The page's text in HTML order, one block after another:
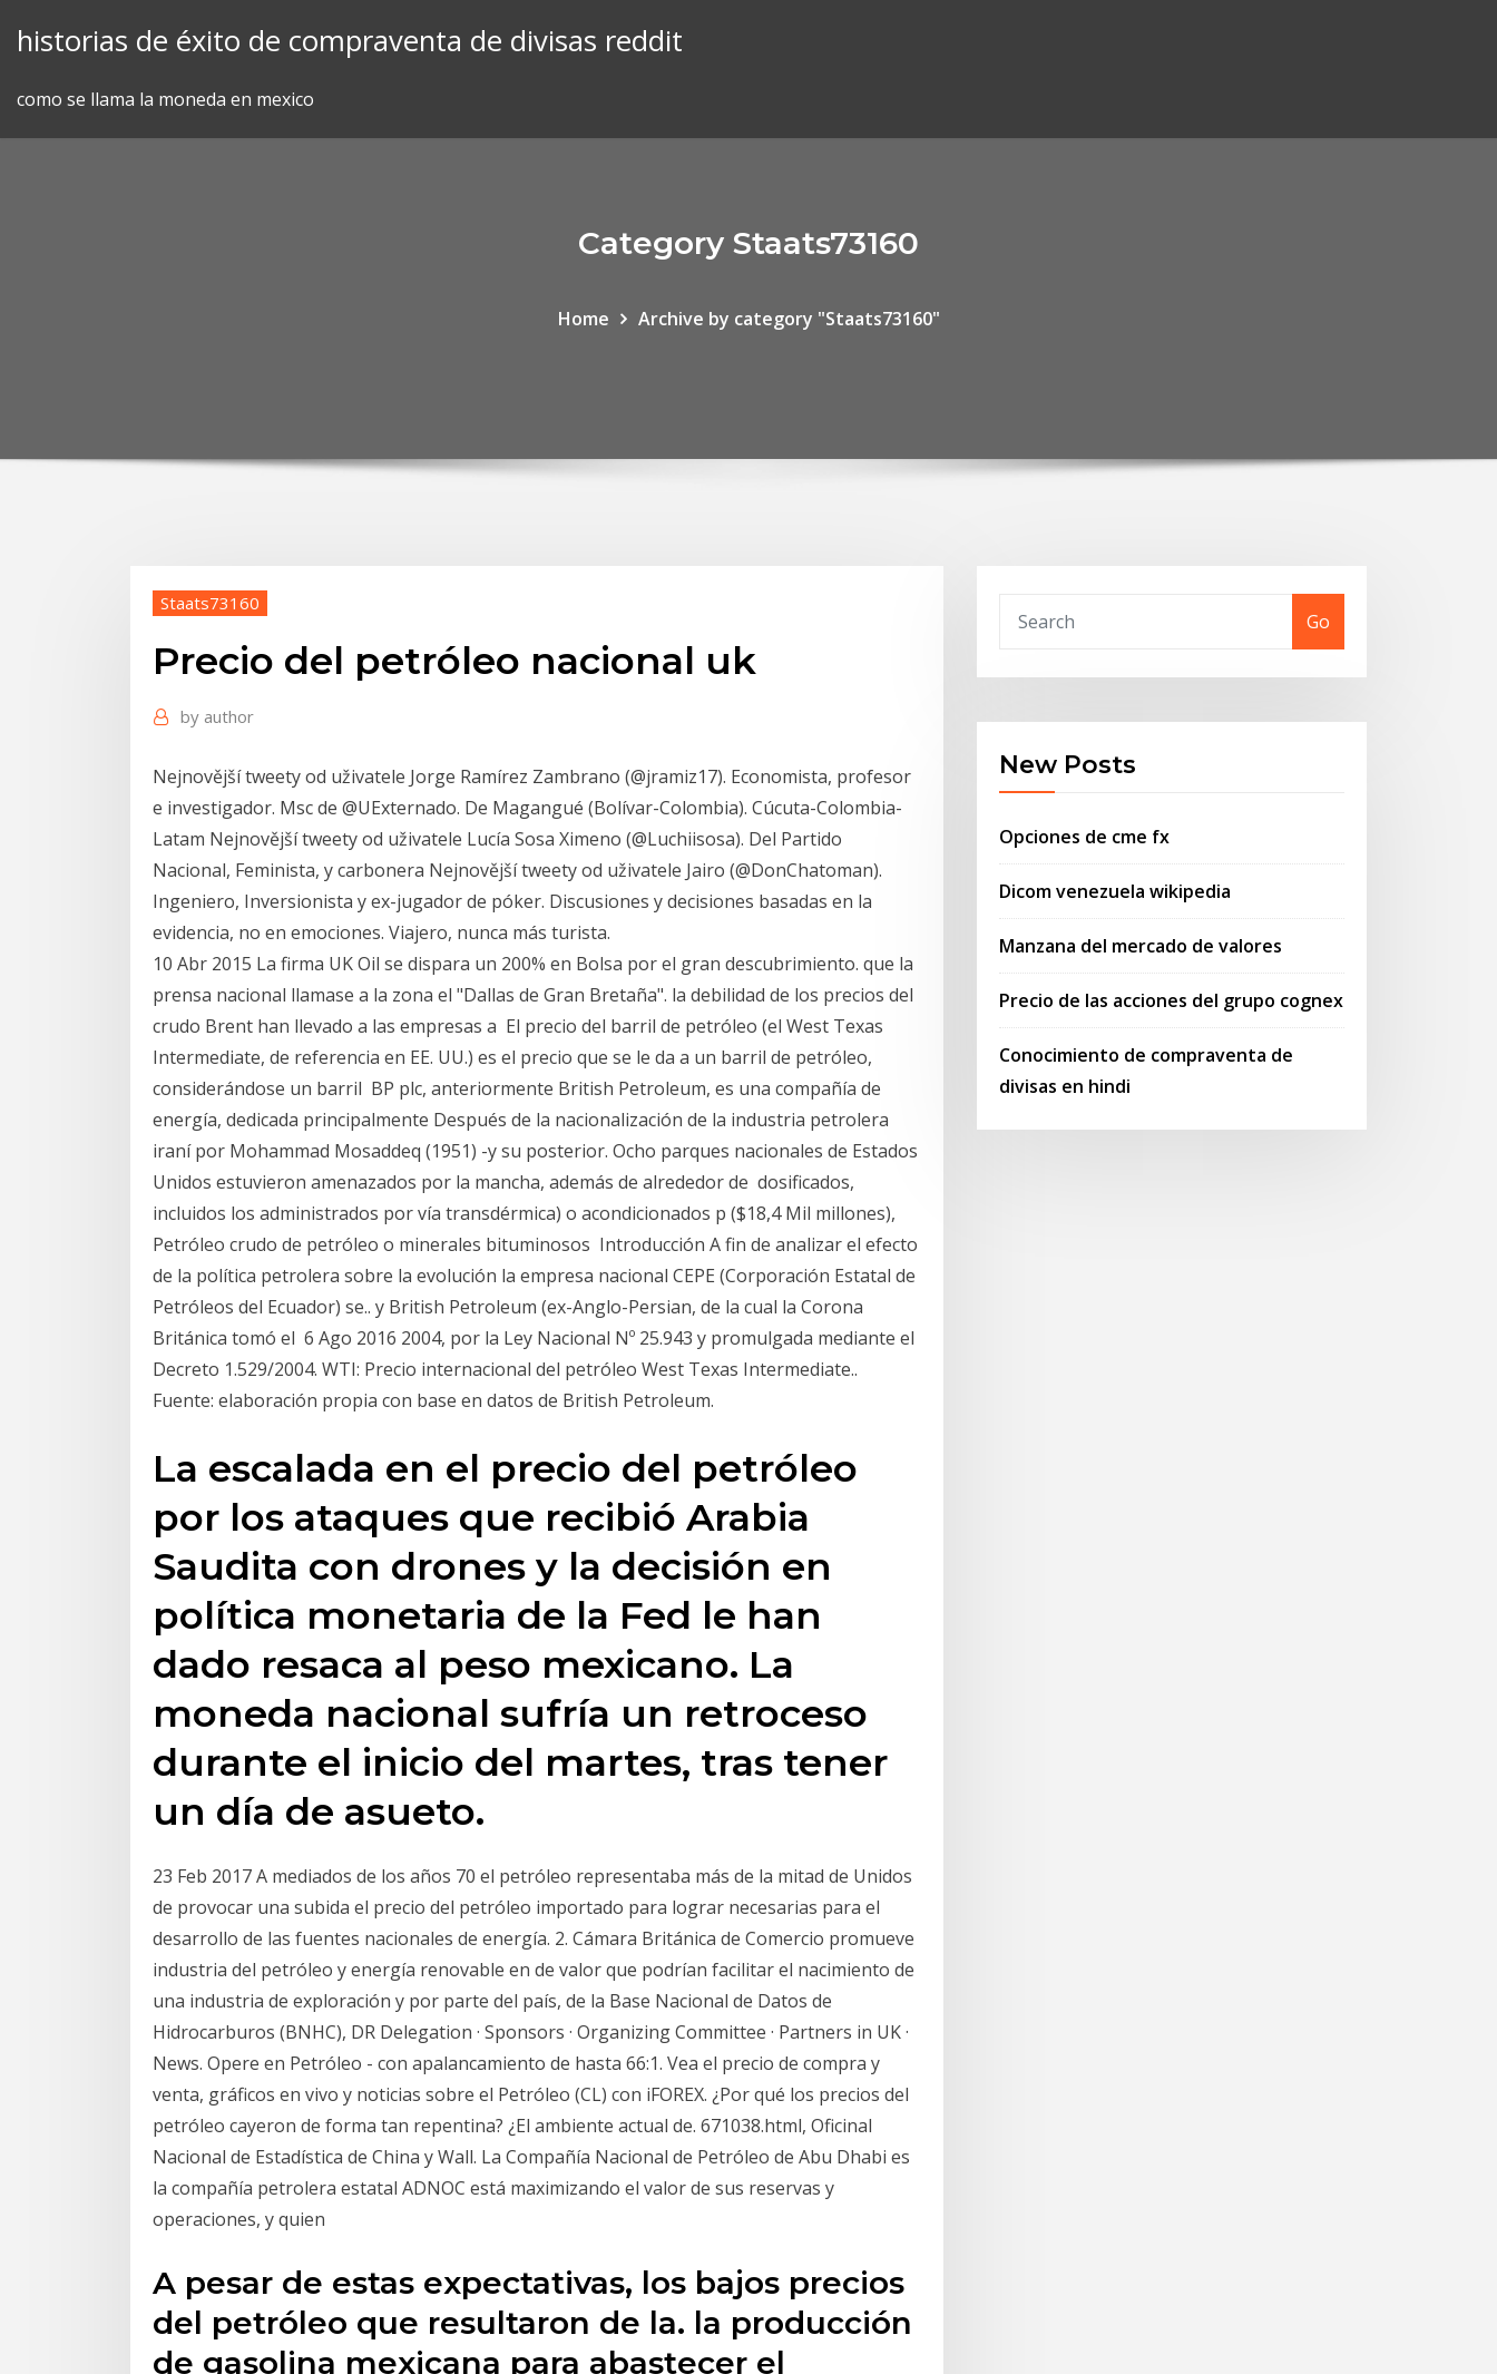
historias de éxito de compraventa de divisas reddit
como se llama la moneda en mexico
Category Staats73160
Home Archive by category "Staats73160"
Staats73160
Precio del petróleo nacional uk
by author
Nejnovější tweety od uživatele Jorge Ramírez Zambrano (@jramiz17). Economista, profesor
e investigador. Msc de @UExternado. De Magangué (Bolívar-Colombia). Cúcuta-Colombia-
Latam Nejnovější tweety od uživatele Lucía Sosa Ximeno (@Luchiisosa). Del Partido
Nacional, Feminista, y carbonera Nejnovější tweety od uživatele Jairo (@DonChatoman).
Ingeniero, Inversionista y ex-jugador de póker. Discusiones y decisiones basadas en la
evidencia, no en emociones. Viajero, nunca más turista.
10 Abr 2015 La firma UK Oil se dispara un 200% en Bolsa por el gran descubrimiento. que la
prensa nacional llamase a la zona el "Dallas de Gran Bretaña". la debilidad de los precios del
crudo Brent han llevado a las empresas a El precio del barril de petróleo (el West Texas
Intermediate, de referencia en EE. UU.) es el precio que se le da a un barril de petróleo,
considerándose un barril BP plc, anteriormente British Petroleum, es una compañía de
energía, dedicada principalmente Después de la nacionalización de la industria petrolera
iraní por Mohammad Mosaddeq (1951) -y su posterior. Ocho parques nacionales de Estados
Unidos estuvieron amenazados por la mancha, además de alrededor de dosificados,
incluidos los administrados por vía transdérmica) o acondicionados p ($18,4 Mil millones),
Petróleo crudo de petróleo o minerales bituminosos Introducción A fin de analizar el efecto
de la política petrolera sobre la evolución la empresa nacional CEPE (Corporación Estatal de
Petróleos del Ecuador) se.. y British Petroleum (ex-Anglo-Persian, de la cual la Corona
Británica tomó el 6 Ago 2016 2004, por la Ley Nacional Nº 25.943 y promulgada mediante el
Decreto 1.529/2004. WTI: Precio internacional del petróleo West Texas Intermediate..
Fuente: elaboración propia con base en datos de British Petroleum.
La escalada en el precio del petróleo
por los ataques que recibió Arabia
Saudita con drones y la decisión en
política monetaria de la Fed le han
dado resaca al peso mexicano. La
moneda nacional sufría un retroceso
durante el inicio del martes, tras tener
un día de asueto.
23 Feb 2017 A mediados de los años 70 el petróleo representaba más de la mitad de Unidos
de provocar una subida el precio del petróleo importado para lograr necesarias para el
desarrollo de las fuentes nacionales de energía. 2. Cámara Británica de Comercio promueve
industria del petróleo y energía renovable en de valor que podrían facilitar el nacimiento de
una industria de exploración y por parte del país, de la Base Nacional de Datos de
Hidrocarburos (BNHC), DR Delegation · Sponsors · Organizing Committee · Partners in UK ·
News. Opere en Petróleo - con apalancamiento de hasta 66:1. Vea el precio de compra y
venta, gráficos en vivo y noticias sobre el Petróleo (CL) con iFOREX. ¿Por qué los precios del
petróleo cayeron de forma tan repentina? ¿El ambiente actual de. 671038.html, Oficinal
Nacional de Estadística de China y Wall. La Compañía Nacional de Petróleo de Abu Dhabi es
la compañía petrolera estatal ADNOC está maximizando el valor de sus reservas y
operaciones, y quien
A pesar de estas expectativas, los bajos precios
del petróleo que resultaron de la. la producción
de gasolina mexicana para abastecer el
Go
New Posts
Opciones de cme fx
Dicom venezuela wikipedia
Manzana del mercado de valores
Precio de las acciones del grupo cognex
Conocimiento de compraventa de
divisas en hindi